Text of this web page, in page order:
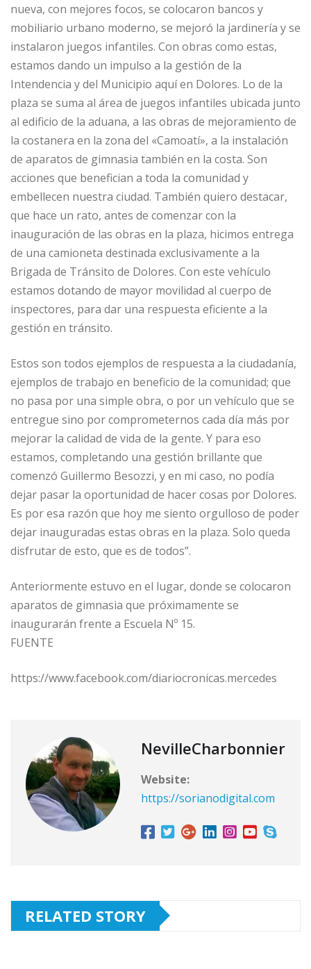
nueva, con mejores focos, se colocaron bancos y
mobiliario urbano moderno, se mejoró la jardinería y se
instalaron juegos infantiles. Con obras como estas,
estamos dando un impulso a la gestión de la
Intendencia y del Municipio aquí en Dolores. Lo de la
plaza se suma al área de juegos infantiles ubicada junto
al edificio de la aduana, a las obras de mejoramiento de
la costanera en la zona del «Camoatí», a la instalación
de aparatos de gimnasia también en la costa. Son
acciones que benefician a toda la comunidad y
embellecen nuestra ciudad. También quiero destacar,
que hace un rato, antes de comenzar con la
inauguración de las obras en la plaza, hicimos entrega
de una camioneta destinada exclusivamente a la
Brigada de Tránsito de Dolores. Con este vehículo
estamos dotando de mayor movilidad al cuerpo de
inspectores, para dar una respuesta eficiente a la
gestión en tránsito.
Estos son todos ejemplos de respuesta a la ciudadanía,
ejemplos de trabajo en beneficio de la comunidad; que
no pasa por una simple obra, o por un vehículo que se
entregue sino por comprometernos cada día más por
mejorar la calidad de vida de la gente. Y para eso
estamos, completando una gestión brillante que
comenzó Guillermo Besozzi, y en mi caso, no podía
dejar pasar la oportunidad de hacer cosas por Dolores.
Es por esa razón que hoy me siento orgulloso de poder
dejar inauguradas estas obras en la plaza. Solo queda
disfrutar de esto, que es de todos”.
Anteriormente estuvo en el lugar, donde se colocaron
aparatos de gimnasia que próximamente se
inaugurarán frente a Escuela Nº 15.
FUENTE
https://www.facebook.com/diariocronicas.mercedes
NevilleCharbonnier
Website:
https://sorianodigital.com
RELATED STORY